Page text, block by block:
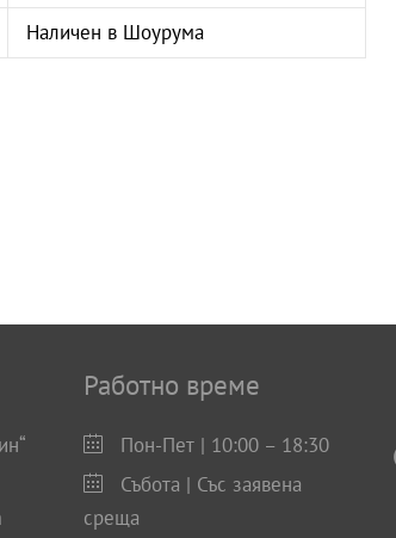
Наличен в Шоурума
Работно време
Пон-Пет | 10:00 – 18:30
Събота | Със заявена
среща